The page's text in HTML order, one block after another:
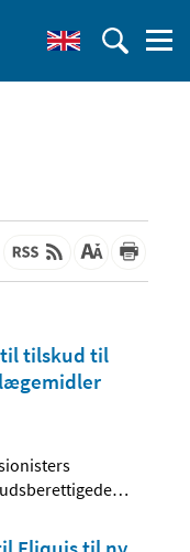
til tilskud til
…